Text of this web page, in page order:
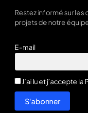
Restez informé sur
projets de notre
E-mail
J’ai lu et j’accepte la
S’abonner